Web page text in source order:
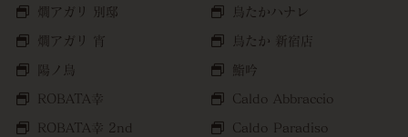
燗アガリ 別邸
燗アガリ 宵
陽ノ鳥
ROBATA幸
ROBATA幸 2nd
鳥たかハナレ
鳥たか 新宿店
鮨吟
Caldo Abbraccio
Caldo Paradiso